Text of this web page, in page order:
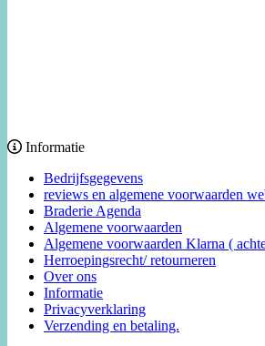
Informatie
Bedrijfsgegevens
reviews en algemene voorwaarden
Braderie Agenda
Algemene voorwaarden
Algemene voorwaarden Klarna (
Herroepingsrecht/ retourneren
Over ons
Informatie
Privacyverklaring
Verzending en betaling.